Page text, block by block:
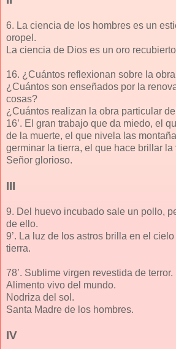
6. La ciencia de los hombres es un
oropel.
La ciencia de Dios es un oro
16. ¿Cuántos reflexionan sobre la
¿Cuántos son enseñados por la
cosas?
¿Cuántos realizan la obra particular
16’. El gran trabajo que da miedo, el
de la muerte, el que nivela las
germinar la tierra, el que hace brillar la
Señor glorioso.
III
9. Del huevo incubado sale un pollo,
de ello.
9’. La luz de los astros brilla en el
tierra.
78’. Sublime virgen revestida de terror.
Alimento vivo del mundo.
Nodriza del sol.
Santa Madre de los hombres.
IV